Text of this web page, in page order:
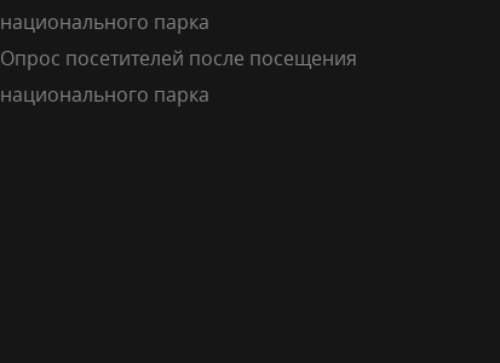
национального парка
Опрос посетителей после посещения
национального парка